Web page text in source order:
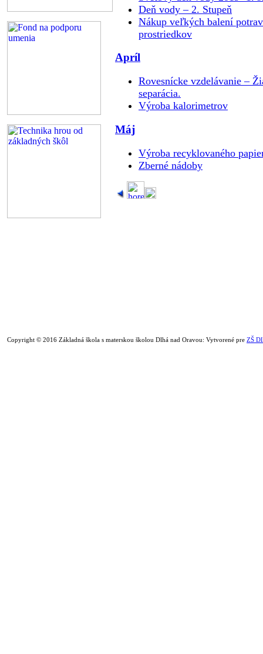
Deň vody – 2. Stupeň
Nákup veľkých balení
prostriedkov
Apríl
Rovesnícke vzdelávanie –
separácia.
Výroba kalorimetrov
Máj
Výroba recyklovaného
Zberné nádoby
Copyright © 2016 Základná škola s materskou školou Dlhá nad Oravou: Vytvorené pre ZŠ